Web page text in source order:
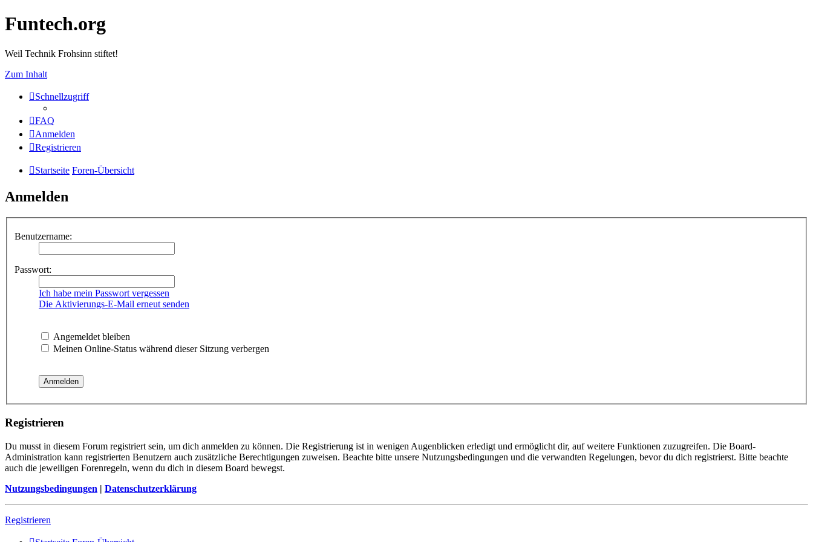
Funtech.org
Weil Technik Frohsinn stiftet!
Zum Inhalt
Schnellzugriff
FAQ
Anmelden
Registrieren
Startseite Foren-Übersicht
Anmelden
Benutzername:
Passwort:
Ich habe mein Passwort vergessen
Die Aktivierungs-E-Mail erneut senden
Angemeldet bleiben
Meinen Online-Status während dieser Sitzung verbergen
Registrieren
Du musst in diesem Forum registriert sein, um dich anmelden zu können. Die Registrierung ist in wenigen Augenblicken erledigt und ermöglicht dir, auf weitere Funktionen zuzugreifen. Die Board-
Administration kann registrierten Benutzern auch zusätzliche Berechtigungen zuweisen. Beachte bitte unsere Nutzungsbedingungen und die verwandten Regelungen, bevor du dich registrierst. Bitte beachte
auch die jeweiligen Forenregeln, wenn du dich in diesem Board bewegst.
Nutzungsbedingungen | Datenschutzerklärung
Registrieren